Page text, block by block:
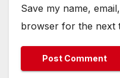
Save my name,
browser for the next